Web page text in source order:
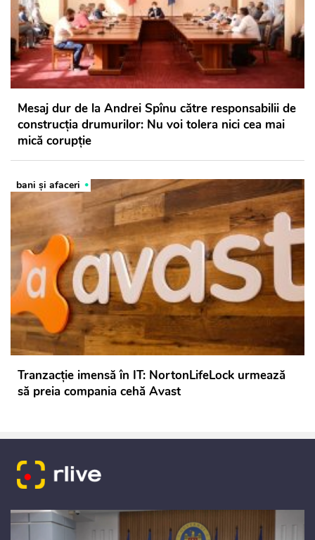
Mesaj dur de la Andrei Spînu către responsabilii de
construcția drumurilor: Nu voi tolera nici cea mai
mică corupție
bani și afaceri
Tranzacție imensă în IT: NortonLifeLock urmează
să preia compania cehă Avast